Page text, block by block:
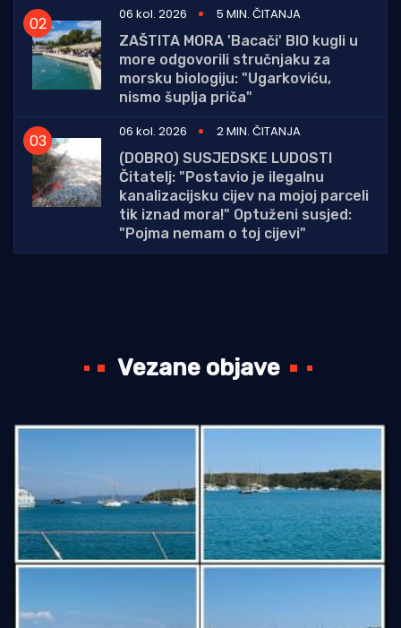
06 kol. 2026
5 MIN. ČITANJA
ZAŠTITA MORA 'Bacači' BIO kugli u
more odgovorili stručnjaku za
morsku biologiju: "Ugarkoviću,
nismo šuplja priča"
06 kol. 2026
2 MIN. ČITANJA
(DOBRO) SUSJEDSKE LUDOSTI
Čitatelj: "Postavio je ilegalnu
kanalizacijsku cijev na mojoj parceli
tik iznad mora!" Optuženi susjed:
"Pojma nemam o toj cijevi"
Vezane objave